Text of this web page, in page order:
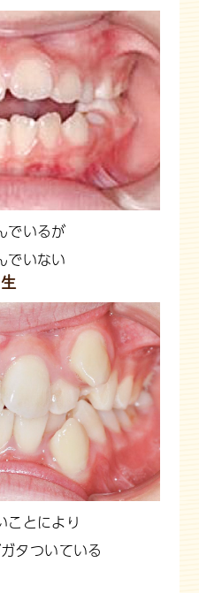
でいるが
でいない
ことにより
タついている